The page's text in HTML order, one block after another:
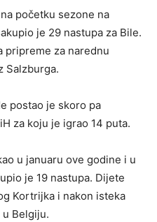
početku sezone na
je 29 nastupa za Bile.
pripreme za narednu
Salzburga.
postao je skoro pa
za koju je igrao 14 puta.
u januaru ove godine i u
je 19 nastupa. Dijete
Kortrijka i nakon isteka
Belgiju.